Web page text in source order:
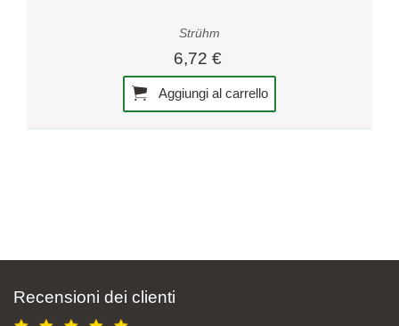
Strühm
6,72 €
Aggiungi al carrello
Recensioni dei clienti